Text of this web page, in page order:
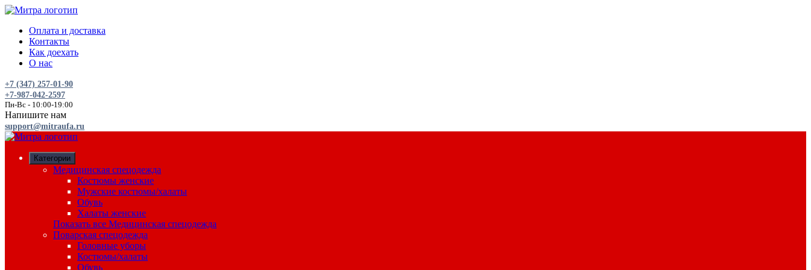
Оплата и доставка
Контакты
Как доехать
О нас
+7 (347) 257-01-90
+7-987-042-2597
Пн-Вс - 10:00-19:00
Напишите нам
support@mitraufa.ru
Категории
Медицинская спецодежда
Костюмы женские
Мужские костюмы/халаты
Обувь
Халаты женские
Показать все Медицинская спецодежда
Поварская спецодежда
Головные уборы
Костюмы/халаты
Обувь